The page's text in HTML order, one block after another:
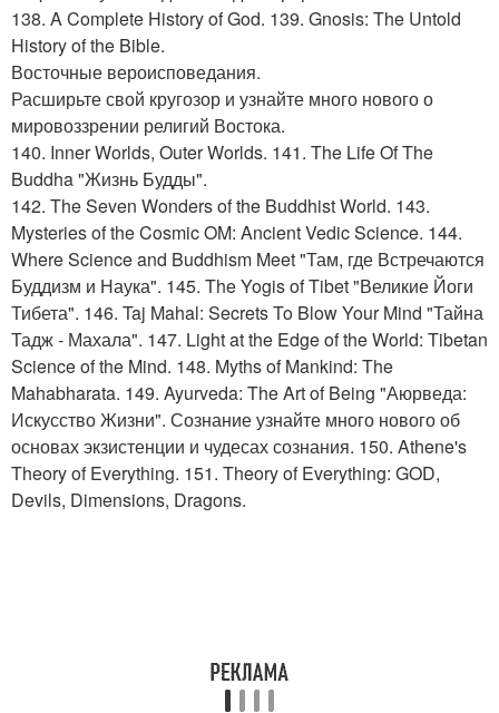
138. A Complete History of God. 139. Gnosis: The Untold
History of the Bible.
Восточные вероисповедания.
Расширьте свой кругозор и узнайте много нового о
мировоззрении религий Востока.
140. Inner Worlds, Outer Worlds. 141. The Life Of The
Buddha "Жизнь Будды".
142. The Seven Wonders of the Buddhist World. 143.
Mysteries of the Cosmic OM: Ancient Vedic Science. 144.
Where Science and Buddhism Meet "Там, где Встречаются
Буддизм и Наука". 145. The Yogis of Tibet "Великие Йоги
Тибета". 146. Taj Mahal: Secrets To Blow Your Mind "Тайна
Тадж - Махала". 147. Light at the Edge of the World: Tibetan
Science of the Mind. 148. Myths of Mankind: The
Mahabharata. 149. Ayurveda: The Art of Being "Аюрведа:
Искусство Жизни". Сознание узнайте много нового об
основах экзистенции и чудесах сознания. 150. Athene's
Theory of Everything. 151. Theory of Everything: GOD,
Devils, Dimensions, Dragons.